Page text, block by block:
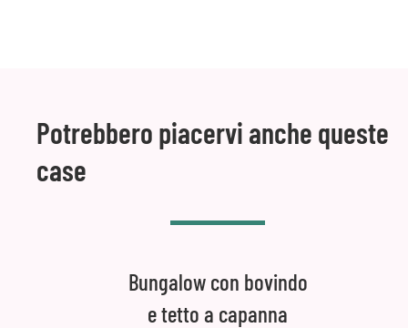
Potrebbero piacervi anche queste
case
Bungalow con bovindo
e tetto a capanna